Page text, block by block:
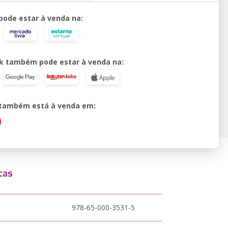
estar à venda na:
também pode estar à venda na:
está à venda em:
978-65-000-3531-5